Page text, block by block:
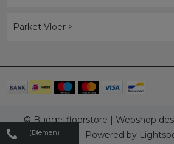
(Diemen)
Parket Vloer >
© Budgetfloorstore | Webshop
Powered by